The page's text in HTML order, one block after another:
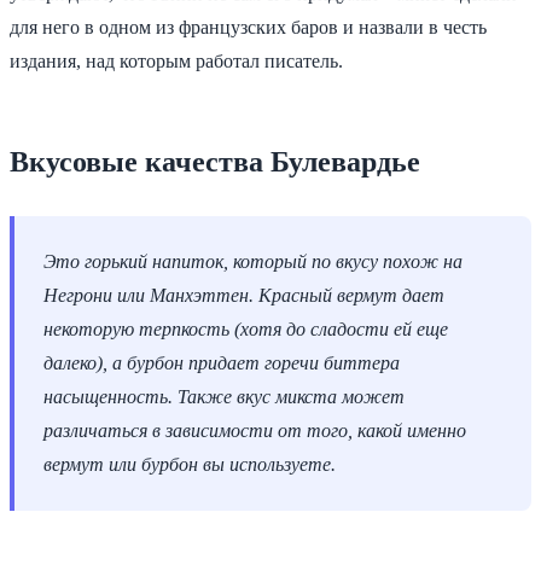
для него в одном из французских баров и назвали в честь
издания, над которым работал писатель.
Вкусовые качества Булевардье
Это горький напиток, который по вкусу похож на
Негрони или Манхэттен. Красный вермут дает
некоторую терпкость (хотя до сладости ей еще
далеко), а бурбон придает горечи биттера
насыщенность. Также вкус микста может
различаться в зависимости от того, какой именно
вермут или бурбон вы используете.